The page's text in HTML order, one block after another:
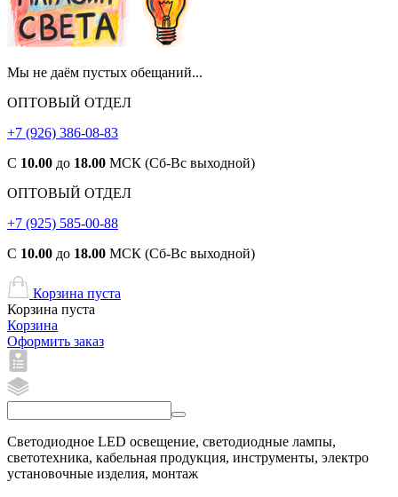
Мы не даём пустых обещаний...
ОПТОВЫЙ ОТДЕЛ
+7 (926) 386-08-83
С 10.00 до 18.00 МСК (Сб-Вс выходной)
ОПТОВЫЙ ОТДЕЛ
+7 (925) 585-00-88
С 10.00 до 18.00 МСК (Сб-Вс выходной)
Корзина пуста
Корзина пуста
Корзина
Оформить заказ
Светодиодное LED освещение, светодиодные лампы,
светотехника, кабельная продукция, инструменты, электро
установочные изделия, монтаж